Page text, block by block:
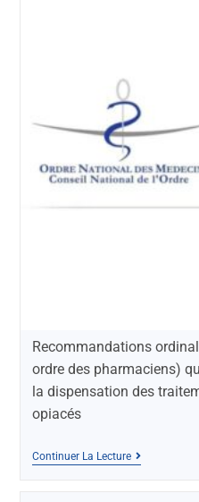
Recommandations
ordre des pharmaciens)
la dispensation des
opiacés
Continuer La Lecture